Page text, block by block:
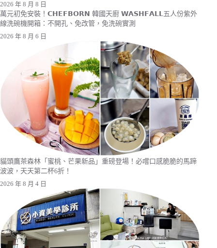
2026 年 8 月 8 日
萬元初免安裝！𝗖𝗛𝗘𝗙𝗕𝗢𝗥𝗡 韓國天廚 𝗪𝗔𝗦𝗛𝗙𝗔𝗟𝗟五人份紫外
線洗碗機開箱：不開孔、免改管，免洗碗實測
2026 年 8 月 6 日
貓頭鷹茶森林「蜜桃、芒果新品」重磅登場！必嚐口感脆脆的馬蹄
波波，天天第二杯6折！
2026 年 8 月 4 日